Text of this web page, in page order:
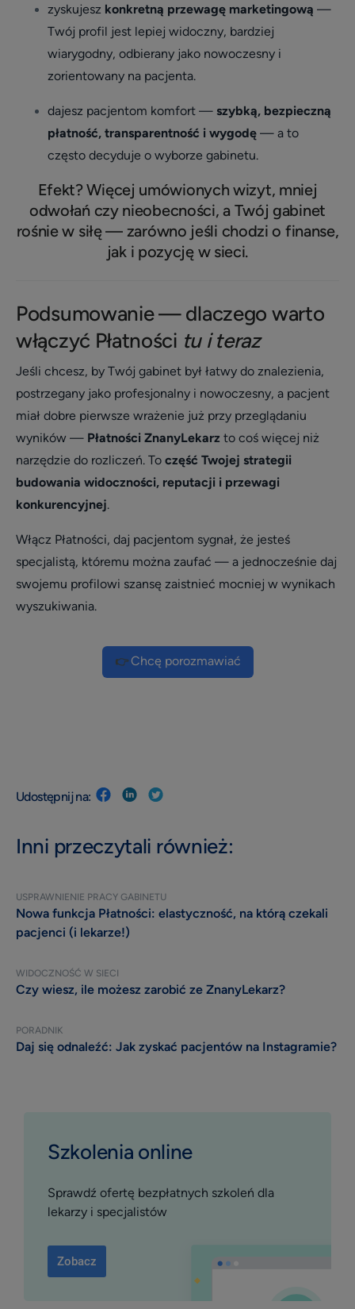
zyskujesz konkretną przewagę marketingową —
Twój profil jest lepiej widoczny, bardziej
wiarygodny, odbierany jako nowoczesny i
zorientowany na pacjenta.
dajesz pacjentom komfort — szybką, bezpieczną
płatność, transparentność i wygodę — a to
często decyduje o wyborze gabinetu.
Efekt? Więcej umówionych wizyt, mniej
odwołań czy nieobecności, a Twój gabinet
rośnie w siłę — zarówno jeśli chodzi o finanse,
jak i pozycję w sieci.
Podsumowanie — dlaczego warto
włączyć Płatności tu i teraz
Jeśli chcesz, by Twój gabinet był łatwy do znalezienia,
postrzegany jako profesjonalny i nowoczesny, a pacjent
miał dobre pierwsze wrażenie już przy przeglądaniu
wyników — Płatności ZnanyLekarz to coś więcej niż
narzędzie do rozliczeń. To część Twojej strategii
budowania widoczności, reputacji i przewagi
konkurencyjnej.
Włącz Płatności, daj pacjentom sygnał, że jesteś
specjalistą, któremu można zaufać — a jednocześnie daj
swojemu profilowi szansę zaistnieć mocniej w wynikach
wyszukiwania.
👉Chcę porozmawiać
Udostępnij na:
Inni przeczytali również:
USPRAWNIENIE PRACY GABINETU
Nowa funkcja Płatności: elastyczność, na którą czekali
pacjenci (i lekarze!)
WIDOCZNOŚĆ W SIECI
Czy wiesz, ile możesz zarobić ze ZnanyLekarz?
PORADNIK
Daj się odnaleźć: Jak zyskać pacjentów na Instagramie?
Szkolenia online
Sprawdź ofertę bezpłatnych szkoleń dla
lekarzy i specjalistów
Zobacz